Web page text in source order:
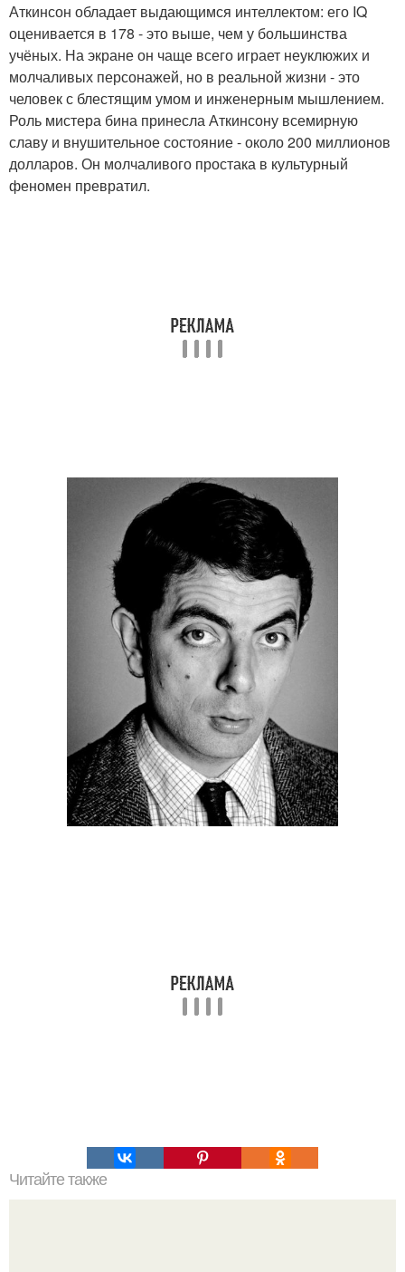
Аткинсон обладает выдающимся интеллектом: его IQ
оценивается в 178 - это выше, чем у большинства
учёных. На экране он чаще всего играет неуклюжих и
молчаливых персонажей, но в реальной жизни - это
человек с блестящим умом и инженерным мышлением.
Роль мистера бина принесла Аткинсону всемирную
славу и внушительное состояние - около 200 миллионов
долларов. Он молчаливого простака в культурный
феномен превратил.
Читайте также